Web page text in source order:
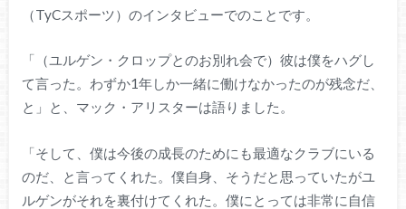
（TyCスポーツ）のインタビューでのことです。
「（ユルゲン・クロップとのお別れ会で）彼は僕をハグし
て言った。わずか1年しか一緒に働けなかったのが残念だ、
と」と、マック・アリスターは語りました。
「そして、僕は今後の成長のためにも最適なクラブにいる
のだ、と言ってくれた。僕自身、そうだと思っていたがユ
ルゲンがそれを裏付けてくれた。僕にとっては非常に自信